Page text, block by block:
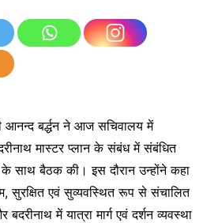
आनन्द बर्द्धन ने आज सचिवालय में
मास्टर प्लान के संबंध में संबंधित
के साथ बैठक की। इस दौरान उन्होंने कहा
सुरक्षित एवं सुव्यवस्थित रूप से संचालित
में यात्रा मार्ग एवं दर्शन व्यवस्था